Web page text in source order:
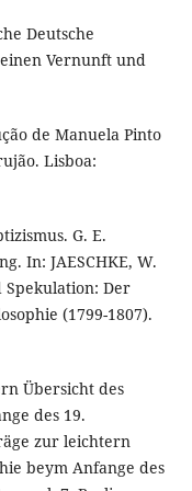
Deutsche
Vernunft und
de Manuela Pinto
Lisboa:
G. E.
In: JAESCHKE, W.
Spekulation: Der
(1799-1807).
Übersicht des
des 19.
zur leichtern
beym Anfange des